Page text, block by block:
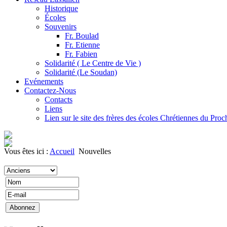
Historique
Écoles
Souvenirs
Fr. Boulad
Fr. Etienne
Fr. Fabien
Solidarité ( Le Centre de Vie )
Solidarité (Le Soudan)
Evénements
Contactez-Nous
Contacts
Liens
Lien sur le site des frères des écoles Chrétiennes du
Vous êtes ici : Accueil Nouvelles